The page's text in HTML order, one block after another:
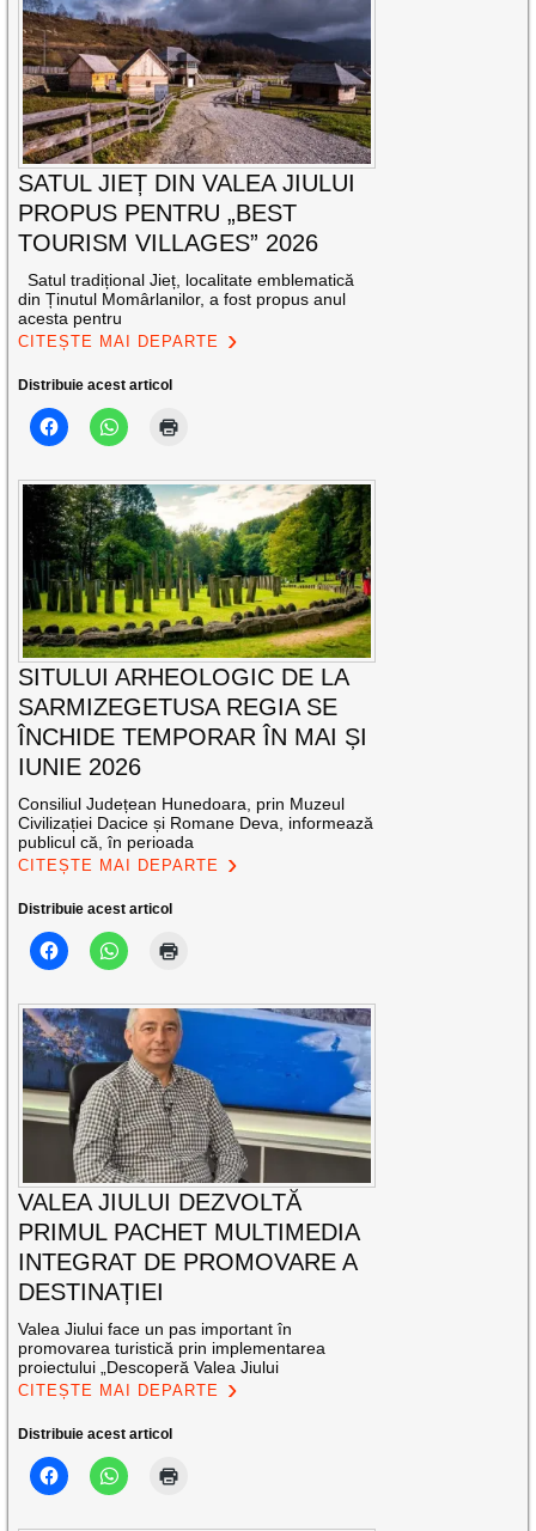
SATUL JIEȚ DIN VALEA JIULUI
PROPUS PENTRU „BEST
TOURISM VILLAGES” 2026
Satul tradițional Jieț, localitate emblematică
din Ținutul Momârlanilor, a fost propus anul
acesta pentru
CITEȘTE MAI DEPARTE
Distribuie acest articol
SITULUI ARHEOLOGIC DE LA
SARMIZEGETUSA REGIA SE
ÎNCHIDE TEMPORAR ÎN MAI ȘI
IUNIE 2026
Consiliul Județean Hunedoara, prin Muzeul
Civilizației Dacice și Romane Deva, informează
publicul că, în perioada
CITEȘTE MAI DEPARTE
Distribuie acest articol
VALEA JIULUI DEZVOLTĂ
PRIMUL PACHET MULTIMEDIA
INTEGRAT DE PROMOVARE A
DESTINAȚIEI
Valea Jiului face un pas important în
promovarea turistică prin implementarea
proiectului „Descoperă Valea Jiului
CITEȘTE MAI DEPARTE
Distribuie acest articol